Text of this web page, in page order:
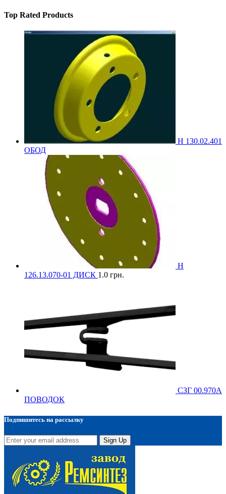
Top Rated Products
Н 130.02.401
ОБОД
Н
126.13.070-01 ДИСК 1.0 грн.
СЗГ 00.970А
ПОВОДОК
Подпишитесь на рассылку
Sign Up